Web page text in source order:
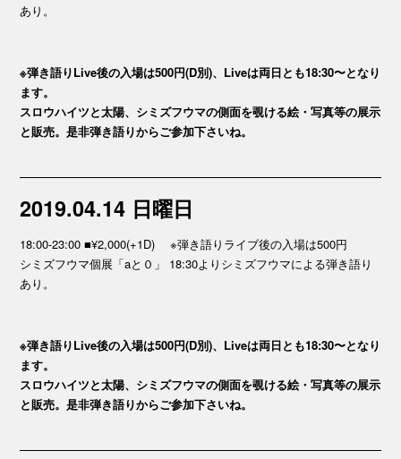
あり。
※弾き語りLive後の入場は500円(D別)、Liveは両日とも18:30〜となり
ます。
スロウハイツと太陽、シミズフウマの側面を覗ける絵・写真等の展示
と販売。是非弾き語りからご参加下さいね。
2019.04.14 日曜日
18:00-23:00 ■¥2,000(+1D) ※弾き語りライブ後の入場は500円
シミズフウマ個展「aと０」 18:30よりシミズフウマによる弾き語り
あり。
※弾き語りLive後の入場は500円(D別)、Liveは両日とも18:30〜となり
ます。
スロウハイツと太陽、シミズフウマの側面を覗ける絵・写真等の展示
と販売。是非弾き語りからご参加下さいね。